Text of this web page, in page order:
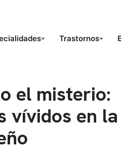
Trastornos
el misterio:
vívidos en la